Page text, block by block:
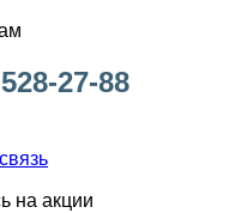
528-27-88